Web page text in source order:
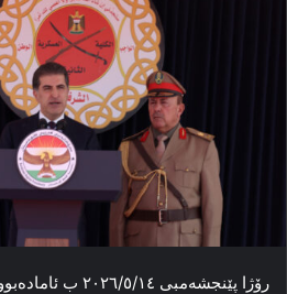
رۆژا پێنجشەمبی